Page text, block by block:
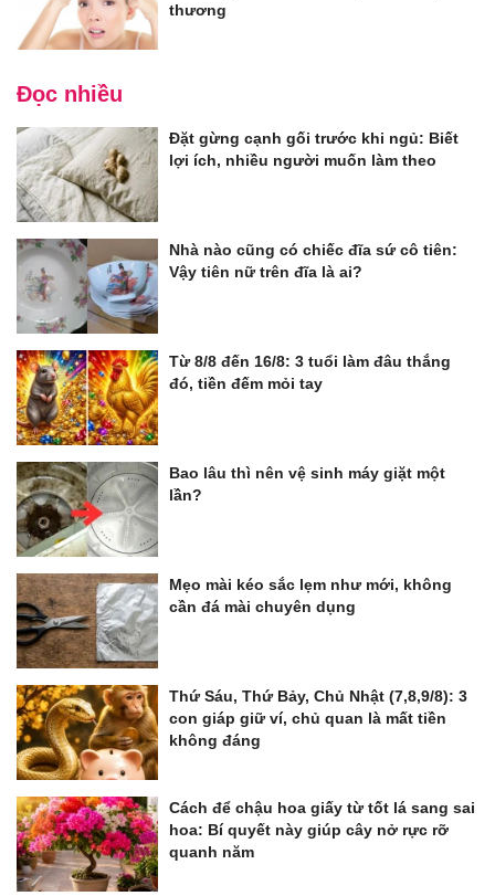
thương
Đọc nhiều
Đặt gừng cạnh gối trước khi ngủ: Biết
lợi ích, nhiều người muốn làm theo
Nhà nào cũng có chiếc đĩa sứ cô tiên:
Vậy tiên nữ trên đĩa là ai?
Từ 8/8 đến 16/8: 3 tuổi làm đâu thắng
đó, tiền đếm mỏi tay
Bao lâu thì nên vệ sinh máy giặt một
lần?
Mẹo mài kéo sắc lẹm như mới, không
cần đá mài chuyên dụng
Thứ Sáu, Thứ Bảy, Chủ Nhật (7,8,9/8): 3
con giáp giữ ví, chủ quan là mất tiền
không đáng
Cách để chậu hoa giấy từ tốt lá sang sai
hoa: Bí quyết này giúp cây nở rực rỡ
quanh năm